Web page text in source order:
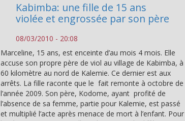
Kabimba: une fille de 15 ans
violée et engrossée par son père
08/03/2010 - 20:08
Marceline, 15 ans, est enceinte d’au mois 4 mois. Elle
accuse son propre père de viol au village de Kabimba, à
60 kilomètre au nord de Kalemie. Ce dernier est aux
arrêts. La fille raconte que le fait remonte à octobre de
l’année 2009. Son père, Kodome, ayant profité de
l’absence de sa femme, partie pour Kalemie, est passé
et multiplié l’acte après menace de mort à l’enfant. Pour